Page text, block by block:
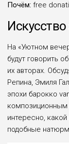
Почём: free
На «Уютном
будут говорить
их авторах.
Репина, Эмиля
эпохи барокко
композиционным
интересно,
подобные